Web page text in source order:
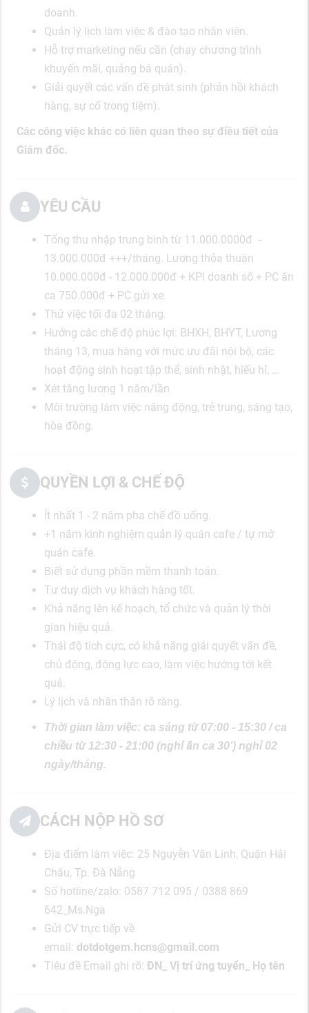
doanh.
Quản lý lịch làm việc & đào tạo nhân viên.
Hỗ trợ marketing nếu cần (chạy chương trình
khuyến mãi, quảng bá quán).
Giải quyết các vấn đề phát sinh (phản hồi khách
hàng, sự cố trong tiệm).
Các công việc khác có liên quan theo sự điều tiết của
Giám đốc.
YÊU CẦU
Tổng thu nhập trung bình từ 11.000.0000đ -
13.000.000đ +++/tháng. Lương thỏa thuận
10.000.000đ - 12.000.000đ + KPI doanh số + PC ăn
ca 750.000đ + PC gửi xe.
Thử việc tối đa 02 tháng.
Hưởng các chế độ phúc lợi: BHXH, BHYT, Lương
tháng 13, mua hàng với mức ưu đãi nội bộ, các
hoạt động sinh hoạt tập thể, sinh nhật, hiếu hỉ, …
Xét tăng lương 1 năm/lần
Môi trường làm việc năng động, trẻ trung, sáng tạo,
hòa đồng.
QUYỀN LỢI & CHẾ ĐỘ
Ít nhất 1 - 2 năm pha chế đồ uống.
+1 năm kinh nghiệm quản lý quán cafe / tự mở
quán cafe.
Biết sử dụng phần mềm thanh toán.
Tư duy dịch vụ khách hàng tốt.
Khả năng lên kế hoạch, tổ chức và quản lý thời
gian hiệu quả.
Thái độ tích cực, có khả năng giải quyết vấn đề,
chủ động, động lực cao, làm việc hướng tới kết
quả.
Lý lịch và nhân thân rõ ràng.
Thời gian làm việc: ca sáng từ 07:00 - 15:30 / ca
chiều từ 12:30 - 21:00 (nghỉ ăn ca 30’) nghỉ 02
ngày/tháng.
CÁCH NỘP HỒ SƠ
Địa điểm làm việc: 25 Nguyễn Văn Linh, Quận Hải
Châu, Tp. Đà Nẵng
Số hotline/zalo: 0587 712 095 / 0388 869
642_Ms.Nga
Gửi CV trực tiếp về
email: dotdotgem.hcns@gmail.com
Tiêu đề Email ghi rõ: ĐN_ Vị trí ứng tuyển_ Họ tên